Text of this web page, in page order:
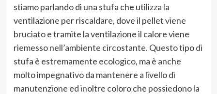
stiamo parlando di una stufa che utilizza la
ventilazione per riscaldare, dove il pellet viene
bruciato e tramite la ventilazione il calore viene
riemesso nell’ambiente circostante. Questo tipo di
stufa è estremamente ecologico, ma è anche
molto impegnativo da mantenere a livello di
manutenzione ed inoltre coloro che possiedono la